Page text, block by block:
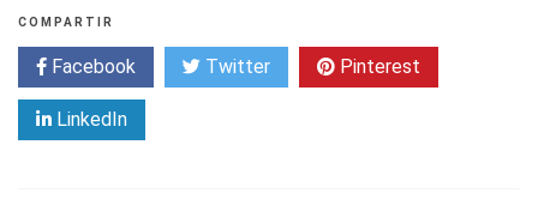
COMPARTIR
Facebook Twitter Pinterest
LinkedIn